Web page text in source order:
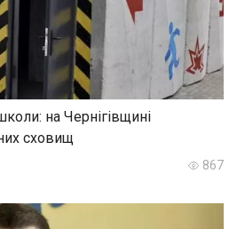
на Чернігівщині
сховищ
867